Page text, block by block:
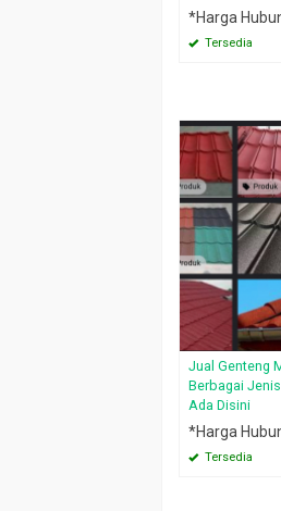
*Harga
Tersedia
Jual Genteng
Berbagai
Ada Disini
*Harga
Tersedia